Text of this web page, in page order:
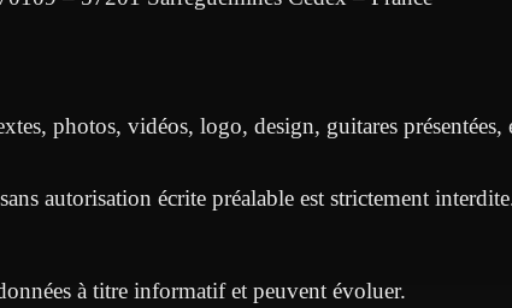
photos, vidéos, logo, design, guitares
autorisation écrite préalable est strictement
à titre informatif et peuvent évoluer.